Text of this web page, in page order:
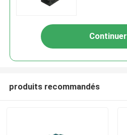
Continuer
produits recommandés